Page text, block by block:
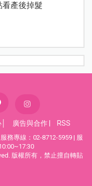
看產後掉髮
廣告與合作| RSS
務專線：02-8712-5959 | 服
版權所有，禁止擅自轉貼